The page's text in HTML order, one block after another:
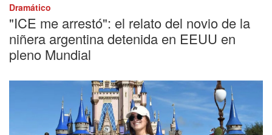
Dramático
"ICE me arrestó": el relato del novio de la
niñera argentina detenida en EEUU en
pleno Mundial